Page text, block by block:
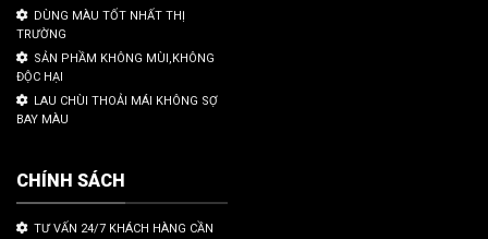
DÙNG MÀU TỐT NHẤT THỊ
TRƯỜNG
SẢN PHẦM KHÔNG MÙI,KHÔNG
ĐỘC HẠI
LAU CHÙI THOẢI MÁI KHÔNG SỢ
BAY MÀU
CHÍNH SÁCH
TƯ VẤN 24/7 KHÁCH HÀNG CẦN